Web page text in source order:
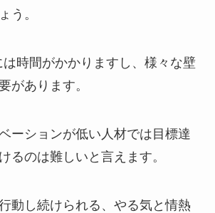
う。
時間がかかりますし、様々な壁
があります。
ーションが低い人材では目標達
るのは難しいと言えます。
動し続けられる、やる気と情熱